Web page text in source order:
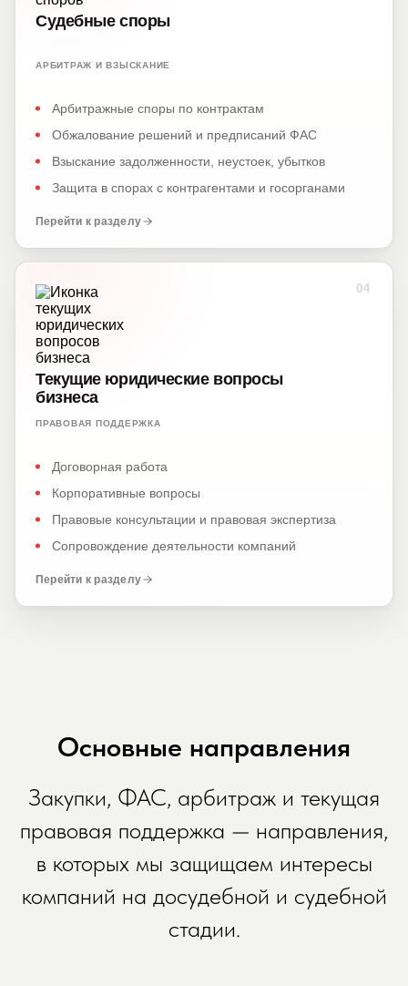
Судебные споры
АРБИТРАЖ И ВЗЫСКАНИЕ
Арбитражные споры по контрактам
Обжалование решений и предписаний ФАС
Взыскание задолженности, неустоек, убытков
Защита в спорах с контрагентами и госорганами
Перейти к разделу
04
Текущие юридические вопросы
бизнеса
ПРАВОВАЯ ПОДДЕРЖКА
Договорная работа
Корпоративные вопросы
Правовые консультации и правовая экспертиза
Сопровождение деятельности компаний
Перейти к разделу
Основные направления
Закупки, ФАС, арбитраж и текущая
правовая поддержка — направления,
в которых мы защищаем интересы
компаний на досудебной и судебной
стадии.